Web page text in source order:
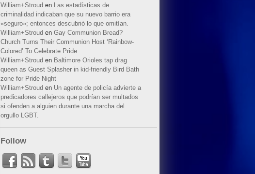
William+Stroud en Las estadísticas de
criminalidad indicaban que su nuevo barrio era
«seguro»; entonces descubrió lo que omitían.
William+Stroud en Gay Communion Bread?
Church Turns Their Communion Host ‘Rainbow-
Colored’ To Celebrate Pride
William+Stroud en Baltimore Orioles tap drag
queen as Guest Splasher in kid-friendly Bird Bath
zone for Pride Night
William+Stroud en Un agente de policía advierte a
predicadores callejeros que podrían ser multados
si ofenden a alguien durante una marcha del
orgullo LGBT.
Follow